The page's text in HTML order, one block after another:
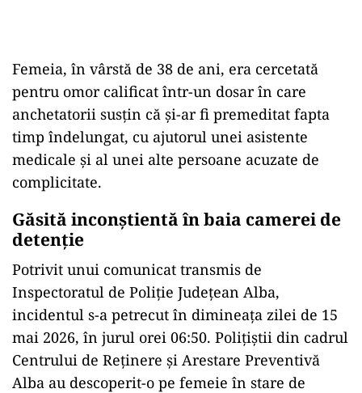
Femeia, în vârstă de 38 de ani, era cercetată
pentru omor calificat într-un dosar în care
anchetatorii susțin că și-ar fi premeditat fapta
timp îndelungat, cu ajutorul unei asistente
medicale și al unei alte persoane acuzate de
complicitate.
Găsită inconștientă în baia camerei de
detenție
Potrivit unui comunicat transmis de
Inspectoratul de Poliție Județean Alba,
incidentul s-a petrecut în dimineața zilei de 15
mai 2026, în jurul orei 06:50. Polițiștii din cadrul
Centrului de Reținere și Arestare Preventivă
Alba au descoperit-o pe femeie în stare de